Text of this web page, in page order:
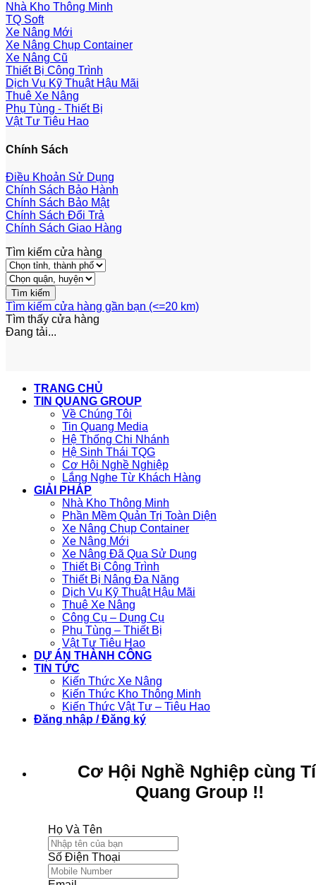
Nhà Kho Thông Minh
TQ Soft
Xe Nâng Mới
Xe Nâng Chụp Container
Xe Nâng Cũ
Thiết Bị Công Trình
Dịch Vụ Kỹ Thuật Hậu Mãi
Thuê Xe Nâng
Phụ Tùng - Thiết Bị
Vật Tư Tiêu Hao
Chính Sách
Điều Khoản Sử Dụng
Chính Sách Bảo Hành
Chính Sách Bảo Mật
Chính Sách Đổi Trả
Chính Sách Giao Hàng
Tìm kiếm cửa hàng
Tìm kiếm cửa hàng gần bạn (<=20 km)
Tìm thấy cửa hàng
Đang tải...
TRANG CHỦ
TIN QUANG GROUP
Về Chúng Tôi
Tin Quang Media
Hệ Thống Chi Nhánh
Hệ Sinh Thái TQG
Cơ Hội Nghề Nghiệp
Lắng Nghe Từ Khách Hàng
GIẢI PHÁP
Nhà Kho Thông Minh
Phần Mềm Quản Trị Toàn Diện
Xe Nâng Chụp Container
Xe Nâng Mới
Xe Nâng Đã Qua Sử Dụng
Thiết Bị Công Trình
Thiết Bị Nâng Đa Năng
Dịch Vụ Kỹ Thuật Hậu Mãi
Thuê Xe Nâng
Công Cụ – Dụng Cụ
Phụ Tùng – Thiết Bị
Vật Tư Tiêu Hao
DỰ ÁN THÀNH CÔNG
TIN TỨC
Kiến Thức Xe Nâng
Kiến Thức Kho Thông Minh
Kiến Thức Vật Tư – Tiêu Hao
Đăng nhập / Đăng ký
Cơ Hội Nghề Nghiệp cùng
Quang Group !!
Họ Và Tên
Số Điện Thoại